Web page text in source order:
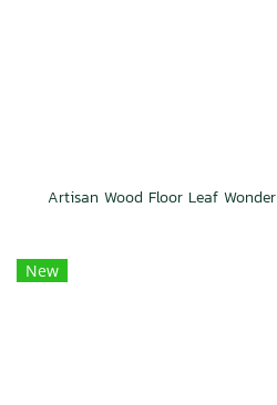
Artisan Wood Floor Leaf Wonder
New